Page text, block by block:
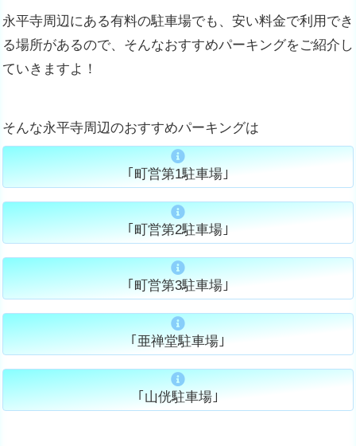
永平寺周辺にある有料の駐車場でも、安い料金で利用でき
る場所があるので、そんなおすすめパーキングをご紹介し
ていきますよ！
そんな永平寺周辺のおすすめパーキングは
｢町営第1駐車場｣
｢町営第2駐車場｣
｢町営第3駐車場｣
｢亜禅堂駐車場｣
｢山侊駐車場｣